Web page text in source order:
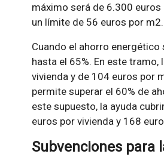
máximo será de 6.300
un límite de 56 euros por m2.
Cuando el ahorro energético
hasta el 65%. En este
vivienda y de 104 euros por
permite superar el 60% de
este supuesto, la ayuda
euros por vivienda y 168
Subvenciones para